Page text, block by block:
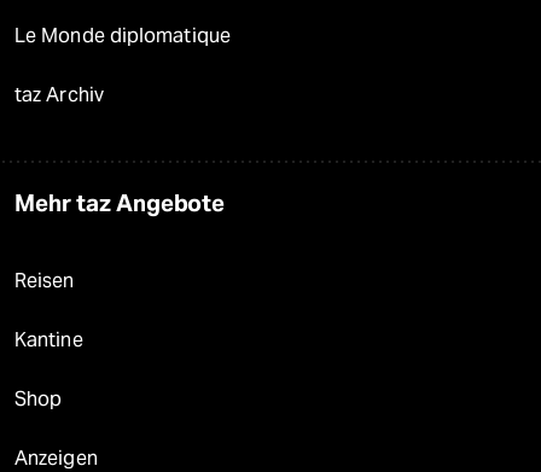
Le Monde diplomatique
taz Archiv
Mehr taz Angebote
Reisen
Kantine
Shop
Anzeigen